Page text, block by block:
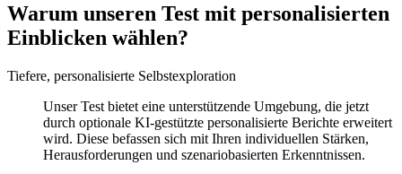
Warum unseren Test mit personalisierten
Einblicken wählen?
Tiefere, personalisierte Selbstexploration
Unser Test bietet eine unterstützende Umgebung, die jetzt
durch optionale KI-gestützte personalisierte Berichte erweitert
wird. Diese befassen sich mit Ihren individuellen Stärken,
Herausforderungen und szenariobasierten Erkenntnissen.